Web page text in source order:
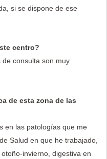
si se dispone de ese
centro?
de consulta son muy
de esta zona de las
en las patologías que me
Salud en que he trabajado,
invierno, digestiva en